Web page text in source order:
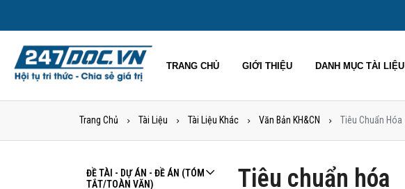
TRANG CHỦ GIỚI THIỆU DANH MỤC TÀI LIỆU
Trang Chủ Tài Liệu Tài Liệu Khác Văn Bản KH&CN Tiêu Chuẩn Hóa
ĐỀ TÀI - DỰ ÁN - ĐỀ ÁN (TÓM
TẮT/TOÀN VĂN)
Tiêu chuẩn hóa